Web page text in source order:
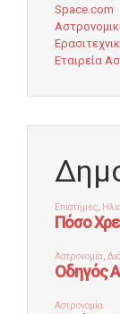
Space.com
Εταιρεία